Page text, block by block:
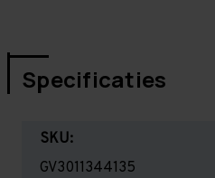
Specificaties
SKU:
GV3011344135